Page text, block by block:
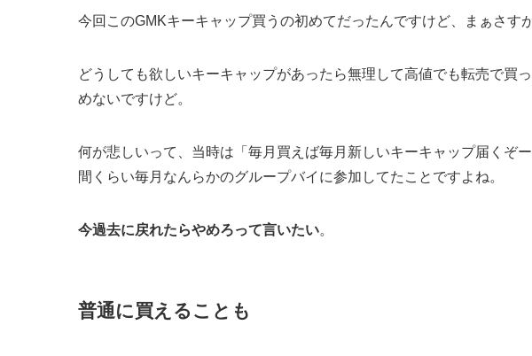
今回このGMKキーキャップ買うの初めてだったんですけど、まぁさす
どうしても欲しいキーキャップがあったら無理して高値でも転売で買
めないですけど。
何が悲しいって、当時は「毎月買えば毎月新しいキーキャップ届くぞ
間くらい毎月なんらかのグループバイに参加してたことですよね。
今過去に戻れたらやめろって言いたい。
普通に買えることも